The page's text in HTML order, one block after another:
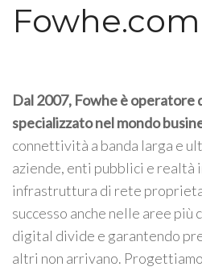
Fowhe.com
Dal 2007, Fowhe è operatore
specializzato nel mondo
connettività a banda larga e
aziende, enti pubblici e realtà
infrastruttura di rete
successo anche nelle aree più
digital divide e garantendo
altri non arrivano.